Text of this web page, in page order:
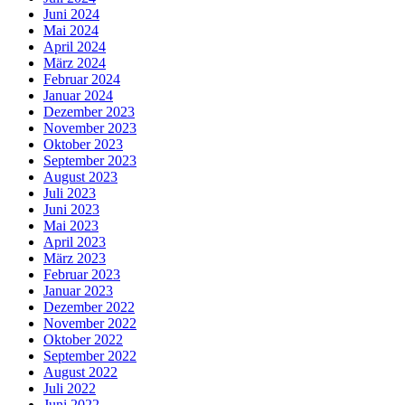
Juni 2024
Mai 2024
April 2024
März 2024
Februar 2024
Januar 2024
Dezember 2023
November 2023
Oktober 2023
September 2023
August 2023
Juli 2023
Juni 2023
Mai 2023
April 2023
März 2023
Februar 2023
Januar 2023
Dezember 2022
November 2022
Oktober 2022
September 2022
August 2022
Juli 2022